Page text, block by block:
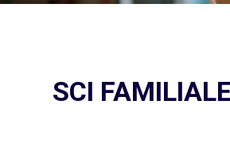
SCI